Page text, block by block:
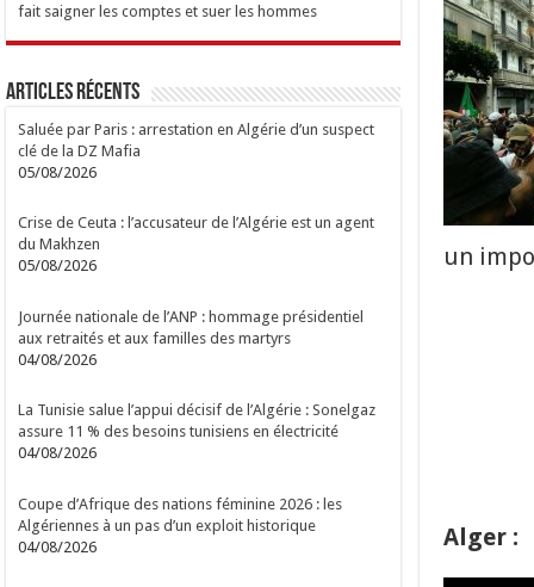
un
Alger :
fait saigner les comptes et suer les hommes
Articles Récents
Saluée par Paris : arrestation en Algérie d’un suspect
clé de la DZ Mafia
05/08/2026
Crise de Ceuta : l’accusateur de l’Algérie est un agent
du Makhzen
05/08/2026
Journée nationale de l’ANP : hommage présidentiel
aux retraités et aux familles des martyrs
04/08/2026
La Tunisie salue l’appui décisif de l’Algérie : Sonelgaz
assure 11 % des besoins tunisiens en électricité
04/08/2026
Coupe d’Afrique des nations féminine 2026 : les
Algériennes à un pas d’un exploit historique
04/08/2026